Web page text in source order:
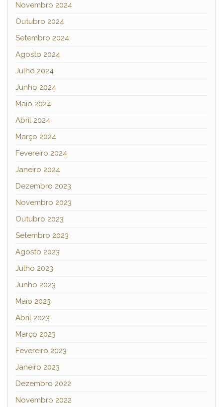
Novembro 2024
Outubro 2024
Setembro 2024
Agosto 2024
Julho 2024
Junho 2024
Maio 2024
Abril 2024
Março 2024
Fevereiro 2024
Janeiro 2024
Dezembro 2023
Novembro 2023
Outubro 2023
Setembro 2023
Agosto 2023
Julho 2023
Junho 2023
Maio 2023
Abril 2023
Março 2023
Fevereiro 2023
Janeiro 2023
Dezembro 2022
Novembro 2022